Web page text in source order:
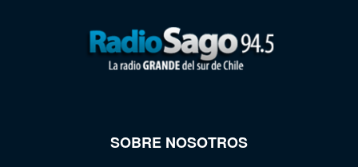
SOBRE NOSOTROS